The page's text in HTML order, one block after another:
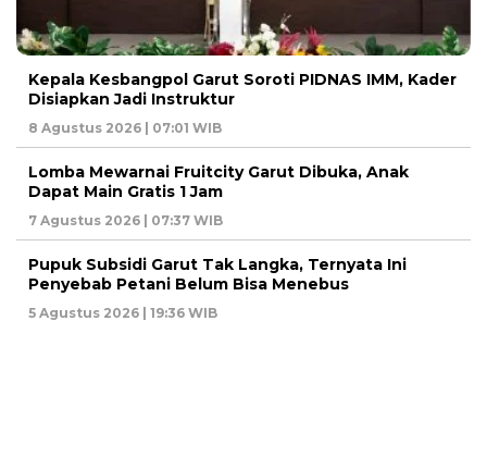
Kepala Kesbangpol Garut Soroti PIDNAS IMM, Kader
Disiapkan Jadi Instruktur
8 Agustus 2026 | 07:01 WIB
Lomba Mewarnai Fruitcity Garut Dibuka, Anak
Dapat Main Gratis 1 Jam
7 Agustus 2026 | 07:37 WIB
Pupuk Subsidi Garut Tak Langka, Ternyata Ini
Penyebab Petani Belum Bisa Menebus
5 Agustus 2026 | 19:36 WIB